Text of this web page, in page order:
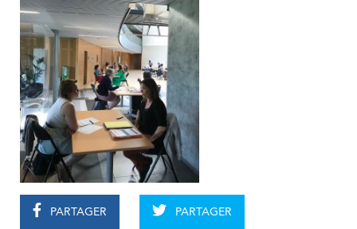
PARTAGER PARTAGER